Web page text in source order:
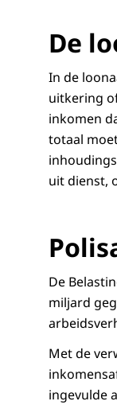
De
In de
uitkering
inkomen
totaal
uit dienst,
De
miljard
Met de
ingevulde